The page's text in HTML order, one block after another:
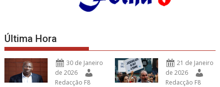
Última Hora
30 de Janeiro
de 2026
Redacção F8
21 de Janeiro
de 2026
Redacção F8